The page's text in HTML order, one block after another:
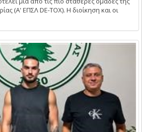
(Α' ΕΠΣΛ DE-TOX). Η διοίκηση και οι